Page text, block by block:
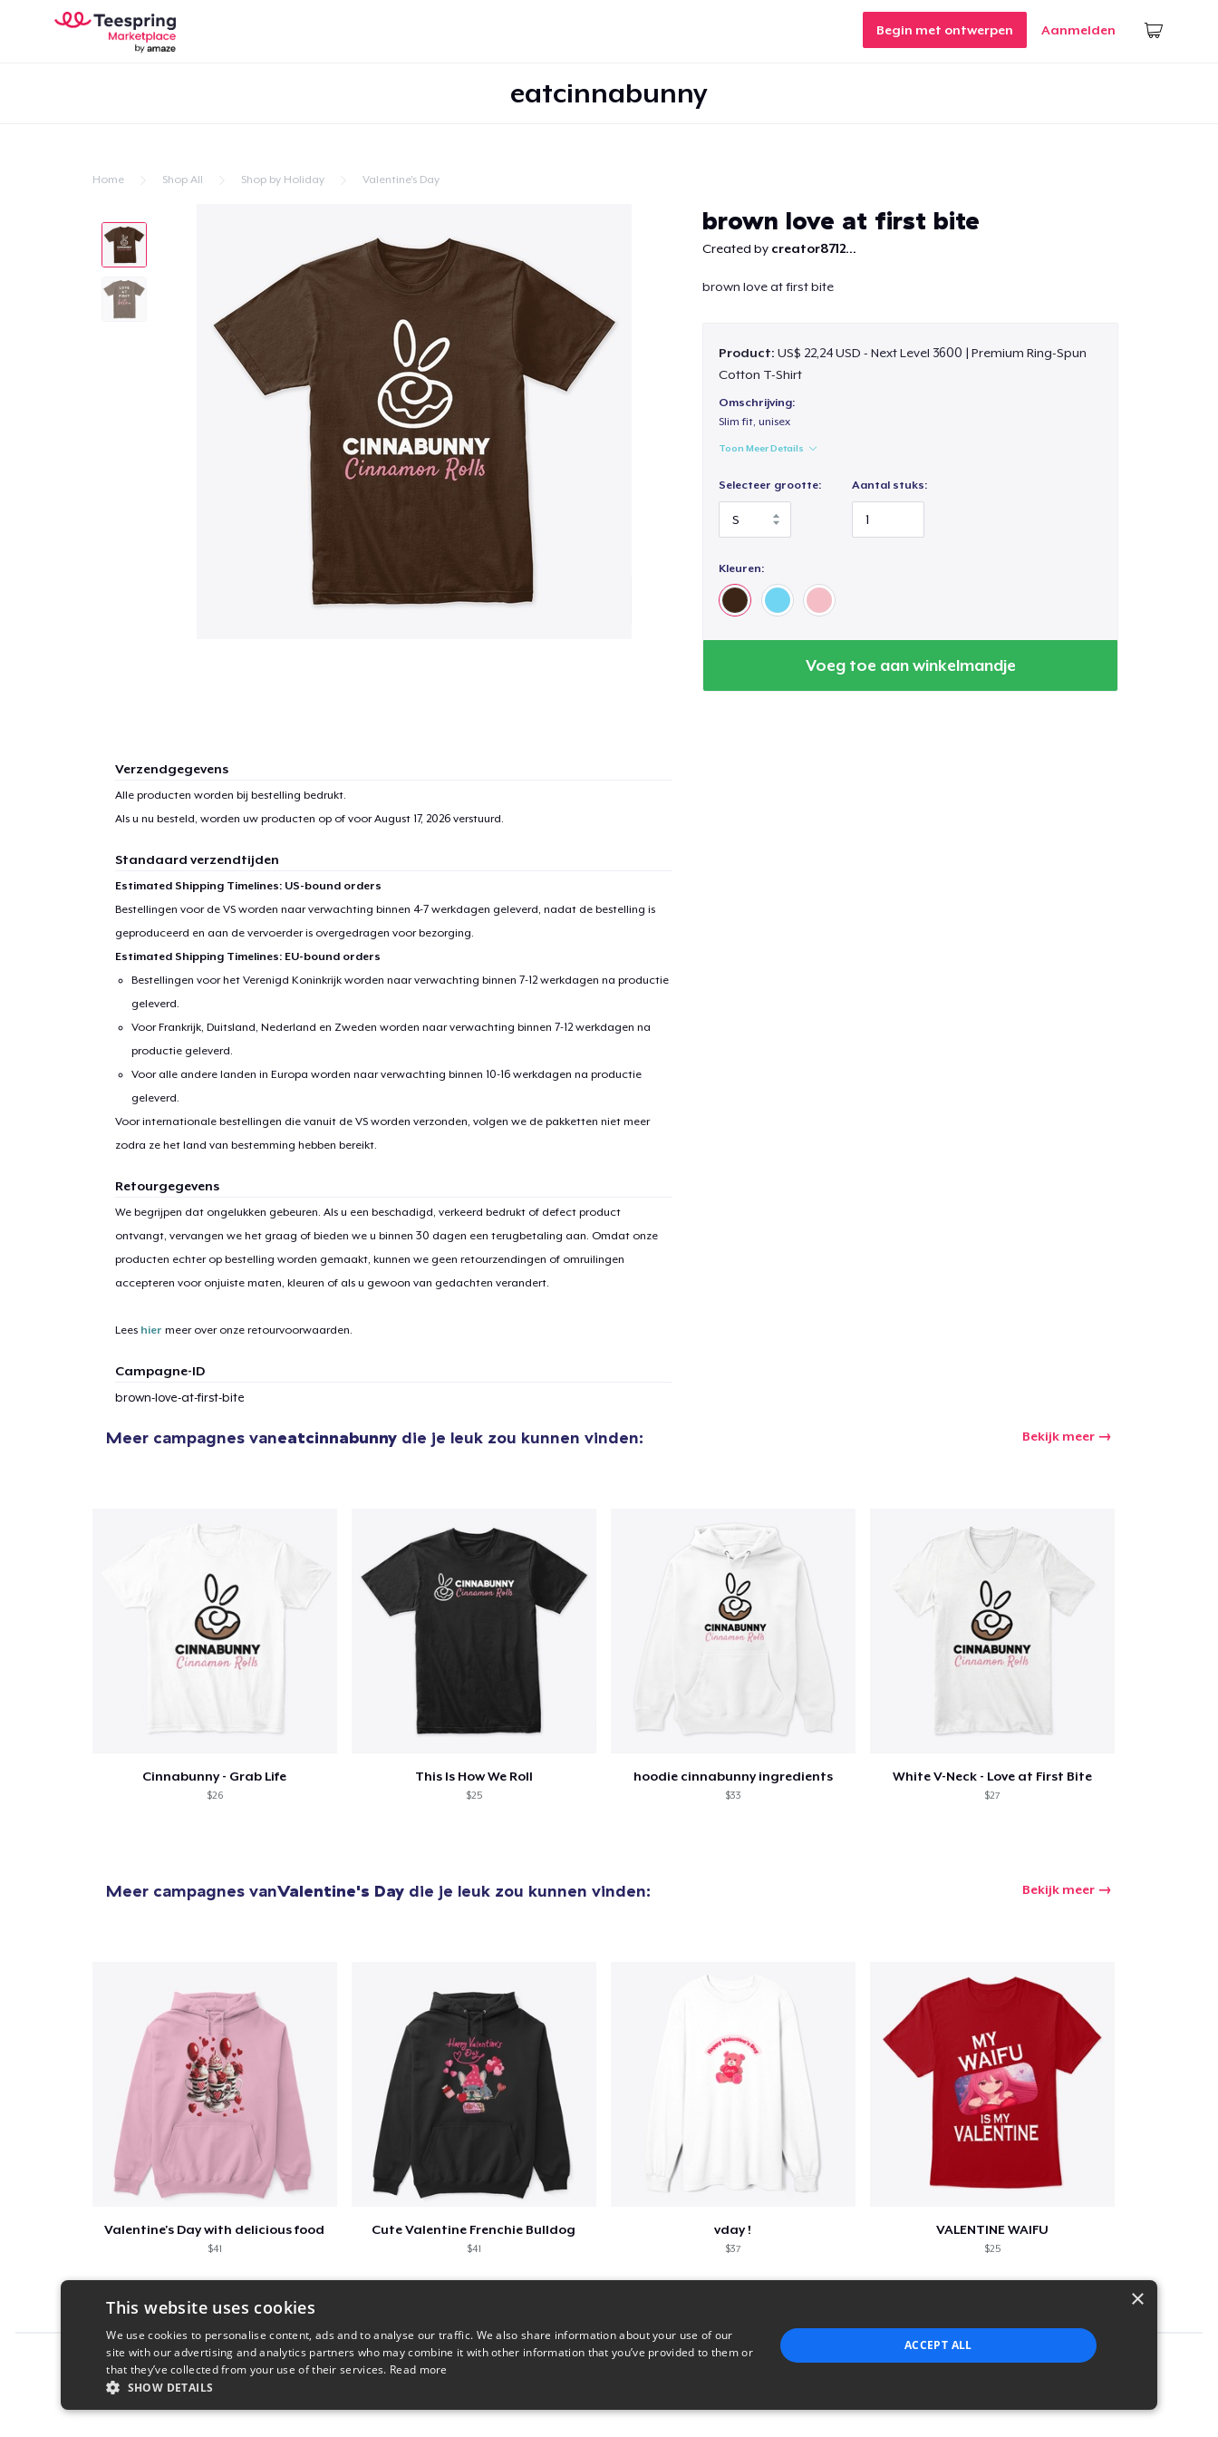
Begin met ontwerpen Aanmelden
eatcinnabunny
Home Shop All Shop by Holiday Valentine's Day
brown love at first bite
Created by creator8712...
brown love at first bite
Product: US$ 22,24 USD - Next Level 3600 | Premium Ring-Spun
Cotton T-Shirt
Omschrijving:
Slim fit, unisex
Toon Meer Details
Selecteer grootte: Aantal stuks:
Kleuren:
Voeg toe aan winkelmandje
Verzendgegevens
Alle producten worden bij bestelling bedrukt.
Als u nu besteld, worden uw producten op of voorAugust 17, 2026verstuurd.
Standaard verzendtijden
Estimated Shipping Timelines: US-bound orders
Bestellingen voor de VS worden naar verwachting binnen 4-7 werkdagen geleverd, nadat de bestelling is
geproduceerd en aan de vervoerder is overgedragen voor bezorging.
Estimated Shipping Timelines: EU-bound orders
Bestellingen voor het Verenigd Koninkrijk worden naar verwachting binnen 7-12 werkdagen na productie
geleverd.
Voor Frankrijk, Duitsland, Nederland en Zweden worden naar verwachting binnen 7-12 werkdagen na
productie geleverd.
Voor alle andere landen in Europa worden naar verwachting binnen 10-16 werkdagen na productie
geleverd.
Voor internationale bestellingen die vanuit de VS worden verzonden, volgen we de pakketten niet meer
zodra ze het land van bestemming hebben bereikt.
Retourgegevens
We begrijpen dat ongelukken gebeuren. Als u een beschadigd, verkeerd bedrukt of defect product
ontvangt, vervangen we het graag of bieden we u binnen 30 dagen een terugbetaling aan. Omdat onze
producten echter op bestelling worden gemaakt, kunnen we geen retourzendingen of omruilingen
accepteren voor onjuiste maten, kleuren of als u gewoon van gedachten verandert.
Lees hier meer over onze retourvoorwaarden.
Campagne-ID
brown-love-at-first-bite
Meer campagnes vaneatcinnabunny die je leuk zou kunnen vinden: Bekijk meer
Cinnabunny - Grab Life
$26
This Is How We Roll
$25
hoodie cinnabunny ingredients
$33
White V-Neck - Love at First Bite
$27
Meer campagnes vanValentine's Day die je leuk zou kunnen vinden: Bekijk meer
Valentine's Day with delicious food
$41
Cute Valentine Frenchie Bulldog
$41
vday !
$37
VALENTINE WAIFU
$25
Report this product
1item aan winkelwagen toegevoegd
×
This website uses cookies
We use cookies to personalise content, ads and to analyse our traffic. We also share information about your use of our
site with our advertising and analytics partners who may combine it with other information that you’ve provided to them or
that they’ve collected from your use of their services. Read more
SHOW DETAILS
ACCEPT ALL